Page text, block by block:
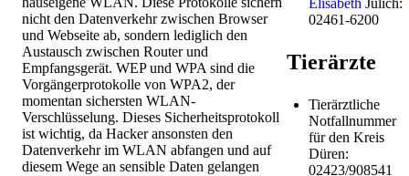
nicht den Datenverkehr zwischen Browser
und Webseite ab, sondern lediglich den
Austausch zwischen Router und
Empfangsgerät. WEP und WPA sind die
Vorgängerprotokolle von WPA2, der
momentan sichersten WLAN-
Verschlüsselung. Dieses Sicherheitsprotokoll
ist wichtig, da Hacker ansonsten den
Datenverkehr im WLAN abfangen und auf
diesem Wege an sensible Daten gelangen
Elisabeth Jülich:
02461-6200
Tierärzte
Tierärztliche
Notfallnummer
für den Kreis
Düren:
02423/908541